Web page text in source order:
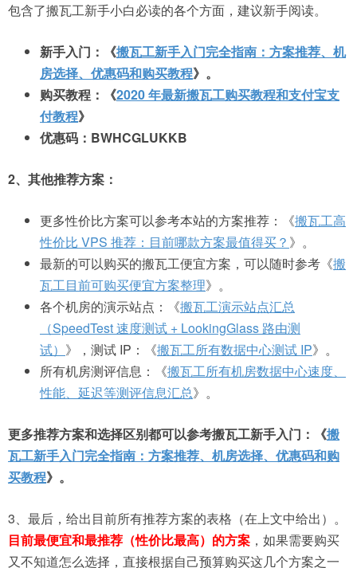
包含了搬瓦工新手小白必读的各个方面，建议新手阅读。
新手入门：《搬瓦工新手入门完全指南：方案推荐、机
房选择、优惠码和购买教程》。
购买教程：《2020 年最新搬瓦工购买教程和支付宝支
付教程》
优惠码：BWHCGLUKKB
2、其他推荐方案：
更多性价比方案可以参考本站的方案推荐：《搬瓦工高
性价比 VPS 推荐：目前哪款方案最值得买？ 》。
最新的可以购买的搬瓦工便宜方案，可以随时参考《搬
瓦工目前可购买便宜方案整理》。
各个机房的演示站点：《搬瓦工演示站点汇总
（SpeedTest 速度测试 + LookingGlass 路由测
试） 》，测试 IP：《搬瓦工所有数据中心测试 IP》。
所有机房测评信息：《搬瓦工所有机房数据中心速度、
性能、延迟等测评信息汇总》。
更多推荐方案和选择区别都可以参考搬瓦工新手入门：《搬
瓦工新手入门完全指南：方案推荐、机房选择、优惠码和购
买教程》。
3、最后，给出目前所有推荐方案的表格（在上文中给出）。
目前最便宜和最推荐（性价比最高）的方案 ，如果需要购买
又不知道怎么选择，直接根据自己预算购买这几个方案之一